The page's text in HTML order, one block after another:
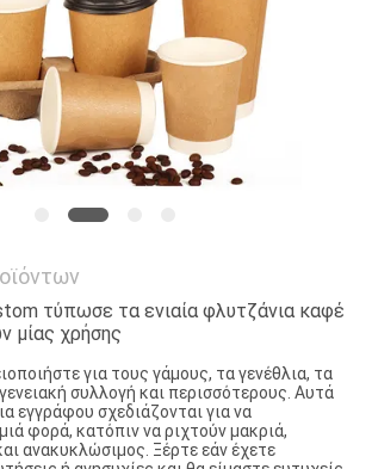
τύπωσε τα ενιαία φλυτζάνια καφέ
μίας χρήσης
για τους γάμους, τα γενέθλια, τα
συλλογή και περισσότερους. Αυτά
εγγράφου σχεδιάζονται για να
φορά, κατόπιν να ριχτούν μακριά,
ανακυκλώσιμος. Ξέρτε εάν έχετε